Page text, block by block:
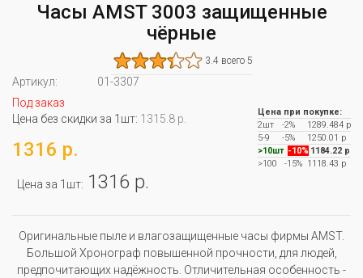
Часы AMST 3003 защищенные
чёрные
3.4 всего 5
Артикул:
01-3307
Под заказ
Цена без скидки за 1шт: 1315.8 р.
1316 р.
Цена за 1шт: 1316 р.
Цена при покупке:
2шт
-2%
1289.484 р
5-9
-5%
1250.01 р
>10шт -10% 1184.22 р
>100
-15% 1118.43 р
Оригинальные пыле и влагозащищенные часы фирмы AMST.
Большой Хронограф повышенной прочности, для людей,
предпочитающих надёжность. Отличительная особенность -